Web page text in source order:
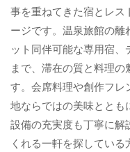
事を重ねてきた宿とレス
ージです。温泉旅館の
ット同伴可能な専用宿、
まで、滞在の質と料理
す。会席料理や創作フレ
地ならではの美味ととも
設備の充実度も丁寧に解
くれる一軒を探してい